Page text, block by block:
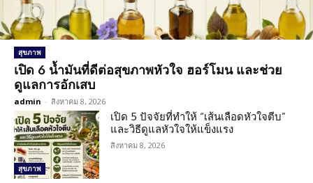
สุขภาพ
เปิด 6 น้ำมันที่ดีต่อสุขภาพหัวใจ ฮอร์โมน และช่วย
ดูแลการอักเสบ
admin - สิงหาคม 8, 2026
สุขภาพ
เปิด 5 ปัจจัยที่ทำให้ “เส้นเลือดหัวใจตีบ”
และวิธีดูแลหัวใจให้แข็งแรง
สิงหาคม 8, 2026